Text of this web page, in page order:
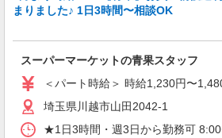
ルバイトさんの時給や
埼玉県川越市新宿町1-
キープ
アルバイト パート
ヤオコー 川越今福店
スーパーマーケットの
＜パート時給＞ 時給
まりました♪ 1日3時間〜相談OK
スーパーマーケットの青果スタッフ
＜パート時給＞ 時給1,230円〜
埼玉県川越市山田2042-1
★1日3時間・週3日から勤務可